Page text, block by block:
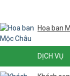
Hoa ban
DỊCH VỤ